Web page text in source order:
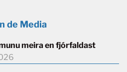
de Media
meira en fjórfaldast